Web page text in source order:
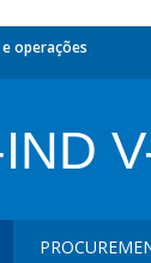
operações